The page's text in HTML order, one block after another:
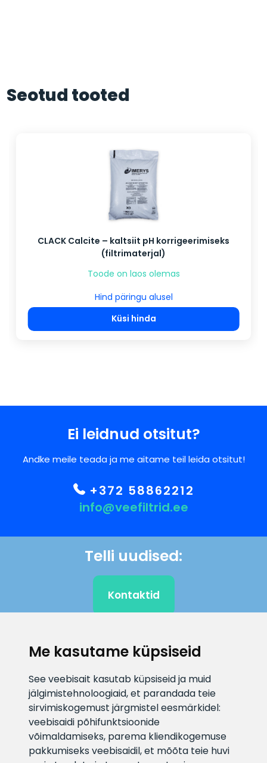
Me kasutame küpsiseid
See veebisait kasutab küpsiseid ja muid
jälgimistehnoloogiaid, et parandada teie
sirvimiskogemust järgmistel eesmärkidel:
veebisaidi põhifunktsioonide
võimaldamiseks, parema kliendikogemuse
pakkumiseks veebisaidil,et mõõta teie huvi
Seotud tooted
CLACK Calcite – kaltsiit pH korrigeerimiseks
(filtrimaterjal)
Toode on laos olemas
Hind päringu alusel
Küsi hinda
Ei leidnud otsitut?
Andke meile teada ja me aitame teil leida otsitut!
+372 58862212
info@veefiltrid.ee
Telli uudised:
Kontaktid
KLIENDITUGI
E-posti aadress
info@veefiltrid.ee
Infotelefon
+372 58862212
Vaata tööaegu
Reti tee 11, Peetri, 75312 Harju